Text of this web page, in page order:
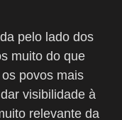
pelo lado dos
muito do que
povos mais
visibilidade à
relevante da